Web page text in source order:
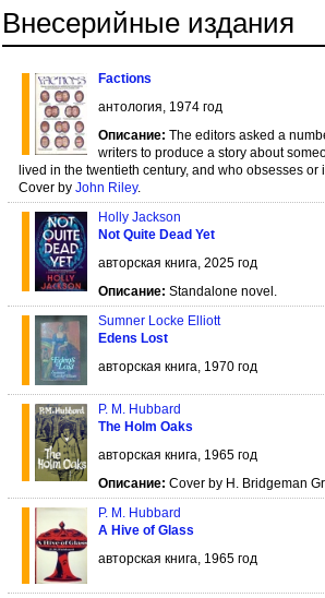
Внесерийные издания
Factions
антология, 1974 год
Описание: The editors asked a
writers to produce a story about
lived in the twentieth century, and who obsesses or
Cover by John Riley.
Holly Jackson
Not Quite Dead Yet
авторская книга, 2025 год
Описание: Standalone novel.
Sumner Locke Elliott
Edens Lost
авторская книга, 1970 год
P. M. Hubbard
The Holm Oaks
авторская книга, 1965 год
Описание: Cover by H. Bridgeman
P. M. Hubbard
A Hive of Glass
авторская книга, 1965 год